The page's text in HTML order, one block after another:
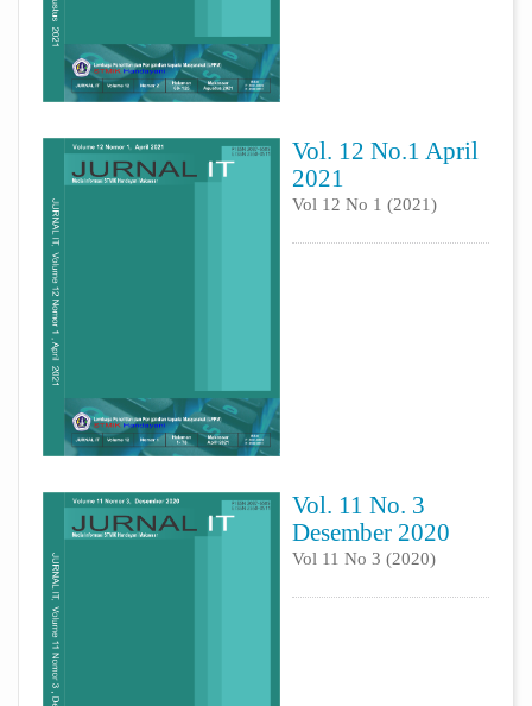
Vol. 12 No.1 April
2021
Vol 12 No 1 (2021)
Vol. 11 No. 3
Desember 2020
Vol 11 No 3 (2020)